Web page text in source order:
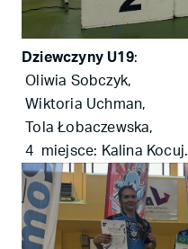
Dziewczyny U19:
Oliwia Sobczyk,
Wiktoria Uchman,
Tola Łobaczewska,
4 miejsce: Kalina Kocuj.